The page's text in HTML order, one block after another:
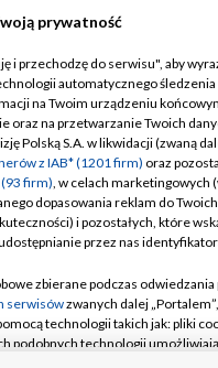
TVP
TVP
TVP
Telewizja Cyfrowa
Regulamin TVP
Polityka
Moje zgody
Pomoc
Kontakt
prywatność
i przechodzę do serwisu", aby
automatycznego śledzenia
na Twoim urządzeniu
oraz na przetwarzanie Twoich
Polską S.A. w likwidacji (zwaną
z IAB* (1201 firm) oraz
firm), w celach marketingowych
dopasowania reklam do
i pozostałych, które
przez nas
zbierane podczas odwiedzania
serwisówzwanych dalej
technologii takich jak: pliki
podobnych technologii